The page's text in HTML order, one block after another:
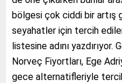
bölgesi çok ciddi bir artış
seyahatler için tercih
listesine adını yazdırıyor.
Norveç Fiyortları, Ege
gece alternatifleriyle